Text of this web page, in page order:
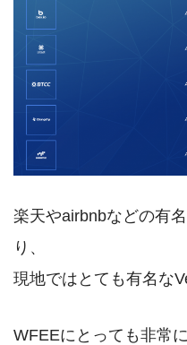
楽天やairbnbなどの有
り、
現地ではとても有名な
WFEEにとっても非常